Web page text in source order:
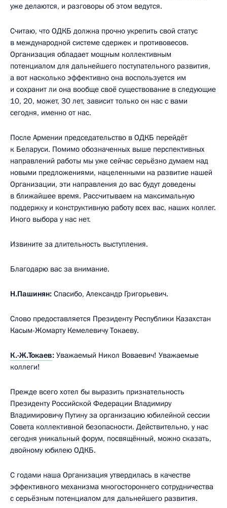
уже делаются, и разговоры об этом ведутся.
Считаю, что ОДКБ должна прочно укрепить свой статус
в международной системе сдержек и противовесов.
Организация обладает мощным коллективным
потенциалом для дальнейшего поступательного развития,
а вот насколько эффективно она воспользуется им
и сохранит ли она вообще своё существование в следующие
10, 20, может, 30 лет, зависит только он нас с вами
сегодня, именно от нас.
После Армении председательство в ОДКБ перейдёт
к Беларуси. Помимо обозначенных выше перспективных
направлений работы мы уже сейчас серьёзно думаем над
новыми предложениями, нацеленными на развитие нашей
Организации, эти направления до вас будут доведены
в ближайшее время. Рассчитываем на максимальную
поддержку и конструктивную работу всех вас, наших коллег.
Иного выбора у нас нет.
Извините за длительность выступления.
Благодарю вас за внимание.
Н.Пашинян: Спасибо, Александр Григорьевич.
Слово предоставляется Президенту Республики Казахстан
Касым-Жомарту Кемелевичу Токаеву.
К.-Ж.Токаев: Уважаемый Никол Воваевич! Уважаемые
коллеги!
Прежде всего хотел бы выразить признательность
Президенту Российской Федерации Владимиру
Владимировичу Путину за организацию юбилейной сессии
Совета коллективной безопасности. Действительно, у нас
сегодня уникальный форум, посвящённый, можно сказать,
двойному юбилею ОДКБ.
С годами наша Организация утвердилась в качестве
эффективного механизма многостороннего сотрудничества
с серьёзным потенциалом для дальнейшего развития.